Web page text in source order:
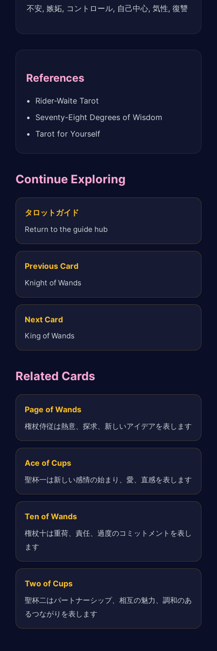
不安, 嫉妬, コントロール, 自己中心, 気性, 復讐
References
Rider-Waite Tarot
Seventy-Eight Degrees of Wisdom
Tarot for Yourself
Continue Exploring
タロットガイド
Return to the guide hub
Previous Card
Knight of Wands
Next Card
King of Wands
Related Cards
Page of Wands
権杖侍従は熱意、探求、新しいアイデアを表します
Ace of Cups
聖杯一は新しい感情の始まり、愛、直感を表します
Ten of Wands
権杖十は重荷、責任、過度のコミットメントを表し
ます
Two of Cups
聖杯二はパートナーシップ、相互の魅力、調和のあ
るつながりを表します